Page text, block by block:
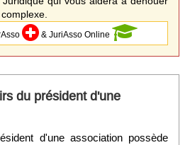
& JuriAsso Online
du président d'une
d'une association possède